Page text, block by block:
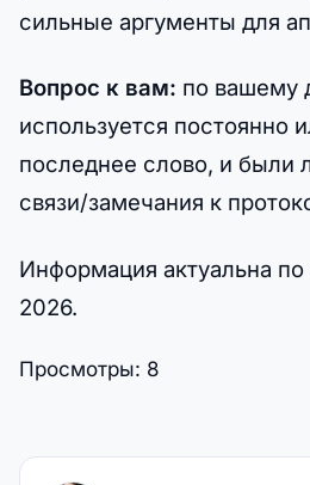
сильные аргументы для
Вопрос к вам: по вашему
используется постоянно
последнее слово, и были
связи/замечания к
Информация актуальна
2026.
Просмотры: 8